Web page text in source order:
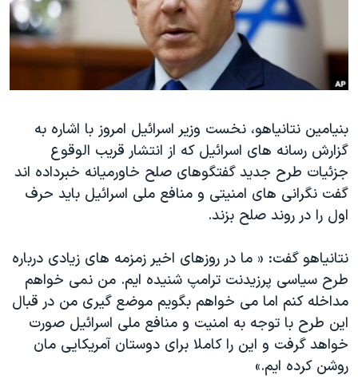
فرهنگ و زندگی
حقوق شهروندی
اقتصادی
اسرائیل در جنگ
گالری عکس
آرشیو پخش زنده
مستندها
انتخابات ریاست جمهوری آمریکا ۲۰۲۴
حمله جمهوری اسلامی به اسرائیل
ورزش زنان در ایران
اعتراضات زن، زندگی، آزادی
مجموعه مستندهای دادخواهی
تریبونال مردمی آبان ۹۸
چهل سال گروگان‌گیری
قانون شفافیت دارائی کادر رهبری ایران
اعتراضات مردمی آبان ۹۸
اسرائیل در جنگ
دنبال کنید
زبانهای مختلف
بنیامین نتانیاهو، نخست وزیر اسرائیل امروز با اشاره به
گزارش رسانه های اسرائیل که از انتشار قریب الوقوع
جزئیات طرح جدید گفتگوهای صلح خاورمیانه خبرداده اند
گفت نگرانی های امنیتی و منافع ملی اسرائیل باید حرف
اول را در روند صلح بزند.
نتانیاهو گفت: « ما در روزهای اخیر زمزمه های زیادی درباره
طرح سیاسی پرزیدنت ترامپ شنیده ایم. من نمی خواهم
مداخله کنم اما می خواهم بگویم موضع گیری من در قبال
این طرح با توجه به امنیت و منافع ملی اسرائیل صورت
خواهد گرفت و این را کاملا برای دوستان آمریکایی مان
روشن کرده ایم.»